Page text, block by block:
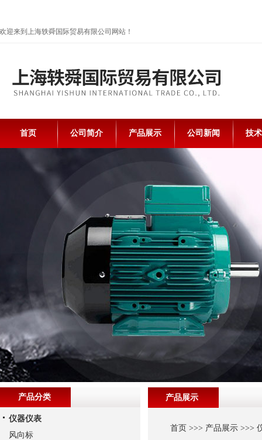
欢迎来到上海轶舜国际贸易有限公司网站！
首页 公司简介 产品展示 公司新闻 技
产品展示
首页 >>> 产品展示>>>
产品分类
仪器仪表
风向标